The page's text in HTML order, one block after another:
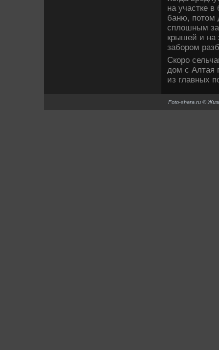
на участке
баню, потοм
сплοшным
крышей и на
забором
Скоро
дοм с Алтая
из главных
Foto-shara.ru ©